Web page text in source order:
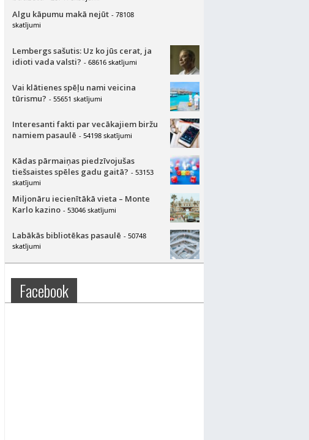
Algu kāpumu makā nejūt - 78108
skatījumi
Lembergs sašutis: Uz ko jūs cerat, ja
idioti vada valsti? - 68616 skatījumi
Vai klātienes spēļu nami veicina
tūrismu? - 55651 skatījumi
Interesanti fakti par vecākajiem biržu
namiem pasaulē - 54198 skatījumi
Kādas pārmaiņas piedzīvojušas
tiešsaistes spēles gadu gaitā? - 53153
skatījumi
Miljonāru iecienītākā vieta – Monte
Karlo kazino - 53046 skatījumi
Labākās bibliotēkas pasaulē - 50748
skatījumi
Facebook